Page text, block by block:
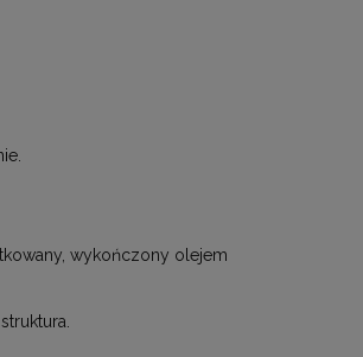
wykończony olejem